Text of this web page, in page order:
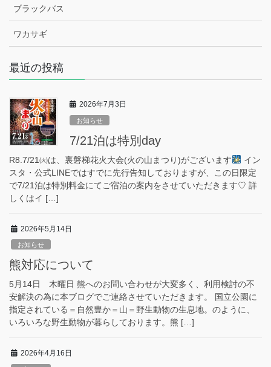
ブラックバス
ワカサギ
最近の投稿
2026年7月3日
お知らせ
7/21泊は特別day
R8.7/21㈫は、裏磐梯花火大会(火の山まつり)がございます
イン
スタ・公式LINEではすでに先行告知しておりますが、この日限定
で7/21泊は特別料金にてご宿泊の案内をさせていただきます♡ 詳
しくはイ […]
2026年5月14日
お知らせ
熊対応について
5月14日 木曜日 熊へのお問い合わせが大変多く、利用検討の不
安解決の為に本ブログでご連絡させていただきます。 国立公園に
指定されている＝自然豊か＝山＝野生動物の生息地。のように、
いろいろな野生動物が暮らしております。熊 […]
2026年4月16日